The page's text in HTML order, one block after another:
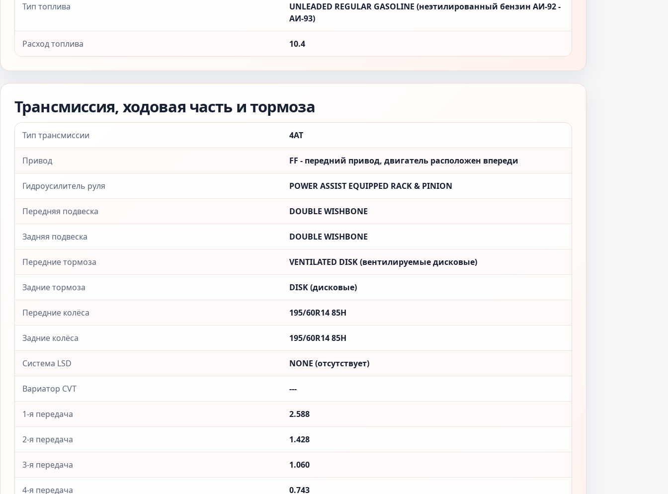
Тип топлива
UNLEADED REGULAR GASOLINE (неэтилированный бензин АИ-92 -
АИ-93)
Расход топлива 10.4
Трансмиссия, ходовая часть и тормоза
Тип трансмиссии 4AT
Привод FF - передний привод, двигатель расположен впереди
Гидроусилитель руля POWER ASSIST EQUIPPED RACK & PINION
Передняя подвеска DOUBLE WISHBONE
Задняя подвеска DOUBLE WISHBONE
Передние тормоза VENTILATED DISK (вентилируемые дисковые)
Задние тормоза DISK (дисковые)
Передние колёса 195/60R14 85H
Задние колёса 195/60R14 85H
Система LSD NONE (отсутствует)
Вариатор CVT ---
1-я передача 2.588
2-я передача 1.428
3-я передача 1.060
4-я передача 0.743